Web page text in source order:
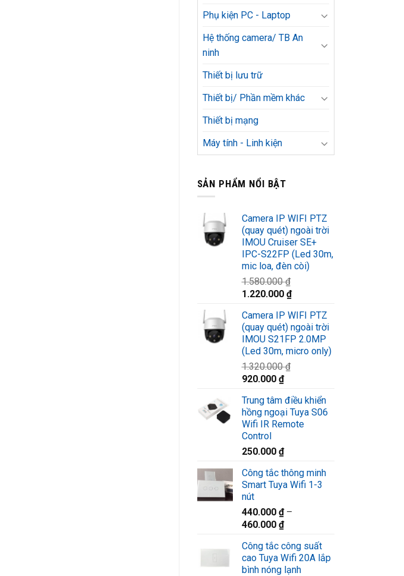
Phụ kiện PC - Laptop
Hệ thống camera/ TB An
ninh
Thiết bị lưu trữ
Thiết bị/ Phần mềm khác
Thiết bị mạng
Máy tính - Linh kiện
SẢN PHẨM NỔI BẬT
Camera IP WIFI PTZ
(quay quét) ngoài trời
IMOU Cruiser SE+
IPC-S22FP (Led 30m,
mic loa, đèn còi)
1.580.000₫
Giá
là:
1.580.000 ₫.
1.220.000 ₫Giá
tại
là:
1.220.000 ₫.
Camera IP WIFI PTZ
(quay quét) ngoài trời
IMOU S21FP 2.0MP
(Led 30m, micro only)
1.320.000₫
Giá
là:
1.320.000 ₫.
920.000 ₫Giá
tại
là:
920.000 ₫.
Trung tâm điều khiển
hồng ngoại Tuya S06
Wifi IR Remote
Control
250.000 ₫
Công tắc thông minh
Smart Tuya Wifi 1-3
nút
440.000 ₫–
460.000 ₫
Công tắc công suất
cao Tuya Wifi 20A lắp
bình nóng lạnh